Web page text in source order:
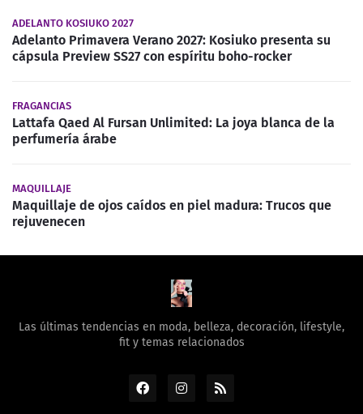
ADELANTO KOSIUKO 2027
Adelanto Primavera Verano 2027: Kosiuko presenta su
cápsula Preview SS27 con espíritu boho-rocker
FRAGANCIAS
Lattafa Qaed Al Fursan Unlimited: La joya blanca de la
perfumería árabe
MAQUILLAJE
Maquillaje de ojos caídos en piel madura: Trucos que
rejuvenecen
Las últimas tendencias en moda, belleza, decoración, lifestyle,
fit y temas relacionados